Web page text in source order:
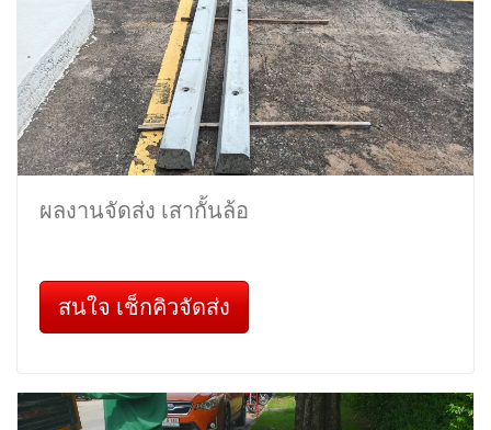
ผลงานจัดส่ง เสากั้นล้อ
สนใจ เช็กคิวจัดส่ง